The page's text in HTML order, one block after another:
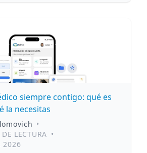
siempre contigo: qué es
la necesitas
•
LECTURA •
2026